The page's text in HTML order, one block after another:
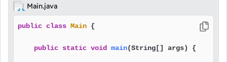
Main.java
public class Main {
public static void main(String[] args) {